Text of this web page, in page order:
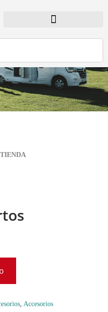
, Accesorios